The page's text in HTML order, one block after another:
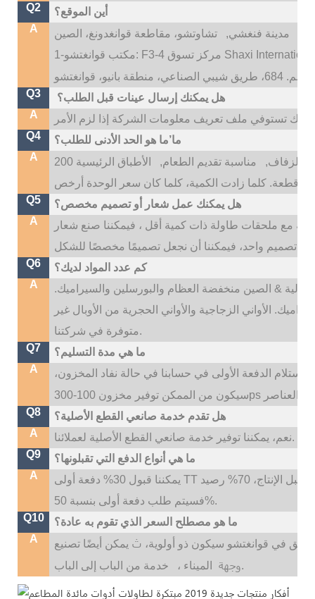
Q2
أين الموقع؟
A
مدينة فنغشي,
Q3
هل يمكنك إرسال عينات قبل الطلب؟
A
Q4
ما’ما هو الحد الأدنى للطلب؟
A
الزفاف, مناسبة تقديم الطعام, الأطباق الرئيسية 200
Q5
هل يمكنك عمل شعار أو تصميم مخصص؟
A
إذا كانت اللوحات الرئيسية أكثر من 500 قطعة مع ملحقات طاولة ذات كمية أقل ، فيمكننا صنع شعار
Q6
كم عدد المواد لديك؟
A
عالية & الصين منخفضة العظام والبورسلين والسيراميك.
الأواني الزجاجية والأواني الحجرية من الأوبال غير
متوفرة في شركتنا.
Q7
ما هي مدة التسليم؟
A
وقت التسليم لدينا هو 35 ~ 45 يومًا بعد استلام الدفعة الأولى في حسابنا في حالة نفاد المخزون،
Q8
A
نعم، يمكننا توفير خدمة صانعي القطع الأصلية لعملائنا.
Q9
ما هي أنواع الدفع التي تقبلونها؟
A
يمكننا قبول 30% دفعة أولى TT قبل الإنتاج، 70% رصيد TT قبل التسليم؛ إذا كنت بحاجة إلى شعار مخصص،
فسيتم طلب دفعة أولى بنسبة 50%.
Q10
ما هو مصطلح السعر الذي تقوم به عادة؟
A
في قوانغتشو سيكون ذو أولوية، ث
وجهة
الميناء ، خدمة من الباب إلى الباب.